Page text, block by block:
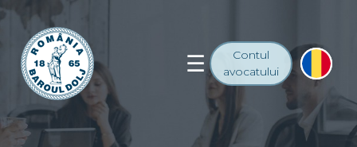
Contul
avocatului